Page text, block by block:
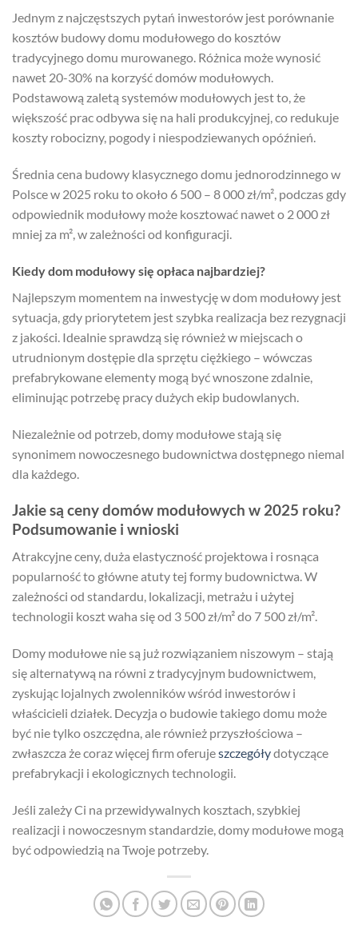
Jednym z najczęstszych pytań inwestorów jest porównanie
kosztów budowy domu modułowego do kosztów
tradycyjnego domu murowanego. Różnica może wynosić
nawet 20-30% na korzyść domów modułowych.
Podstawową zaletą systemów modułowych jest to, że
większość prac odbywa się na hali produkcyjnej, co redukuje
koszty robocizny, pogody i niespodziewanych opóźnień.
Średnia cena budowy klasycznego domu jednorodzinnego w
Polsce w 2025 roku to około 6 500 – 8 000 zł/m², podczas gdy
odpowiednik modułowy może kosztować nawet o 2 000 zł
mniej za m², w zależności od konfiguracji.
Kiedy dom modułowy się opłaca najbardziej?
Najlepszym momentem na inwestycję w dom modułowy jest
sytuacja, gdy priorytetem jest szybka realizacja bez rezygnacji
z jakości. Idealnie sprawdzą się również w miejscach o
utrudnionym dostępie dla sprzętu ciężkiego – wówczas
prefabrykowane elementy mogą być wnoszone zdalnie,
eliminując potrzebę pracy dużych ekip budowlanych.
Niezależnie od potrzeb, domy modułowe stają się
synonimem nowoczesnego budownictwa dostępnego niemal
dla każdego.
Jakie są ceny domów modułowych w 2025 roku?
Podsumowanie i wnioski
Atrakcyjne ceny, duża elastyczność projektowa i rosnąca
popularność to główne atuty tej formy budownictwa. W
zależności od standardu, lokalizacji, metrażu i użytej
technologii koszt waha się od 3 500 zł/m² do 7 500 zł/m².
Domy modułowe nie są już rozwiązaniem niszowym – stają
się alternatywą na równi z tradycyjnym budownictwem,
zyskując lojalnych zwolenników wśród inwestorów i
właścicieli działek. Decyzja o budowie takiego domu może
być nie tylko oszczędna, ale również przyszłościowa –
zwłaszcza że coraz więcej firm oferujeszczegółydotyczące
prefabrykacji i ekologicznych technologii.
Jeśli zależy Ci na przewidywalnych kosztach, szybkiej
realizacji i nowoczesnym standardzie, domy modułowe mogą
być odpowiedzią na Twoje potrzeby.